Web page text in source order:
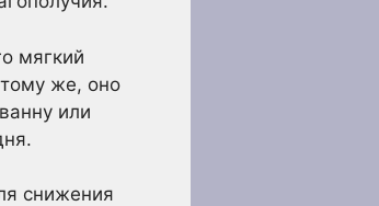
мягкий
же, оно
или
снижения